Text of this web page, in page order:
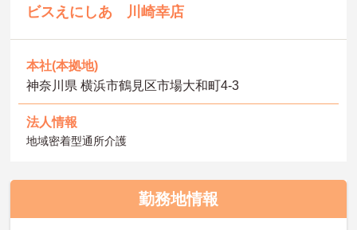
ビスえにしあ 川崎幸店
本社(本拠地)
神奈川県 横浜市鶴見区市場大和町4-3
法人情報
地域密着型通所介護
勤務地情報